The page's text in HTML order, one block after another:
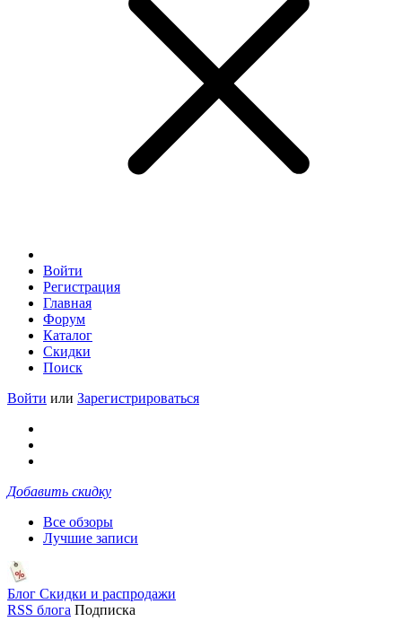
Войти
Регистрация
Главная
Форум
Каталог
Скидки
Поиск
Войти или Зарегистрироваться
Добавить скидку
Все обзоры
Лучшие записи
Блог Скидки и распродажи
RSS блога Подписка